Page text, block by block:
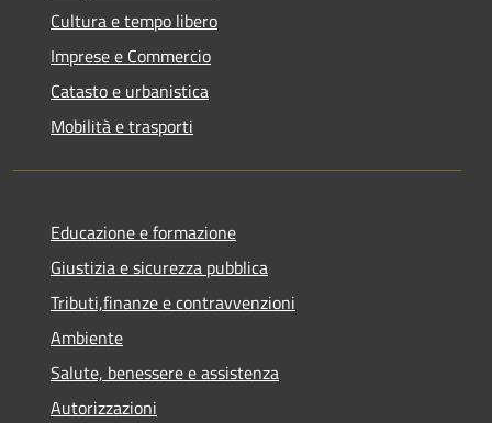
Cultura e tempo libero
Imprese e Commercio
Catasto e urbanistica
Mobilità e trasporti
Educazione e formazione
Giustizia e sicurezza pubblica
Tributi,finanze e contravvenzioni
Ambiente
Salute, benessere e assistenza
Autorizzazioni